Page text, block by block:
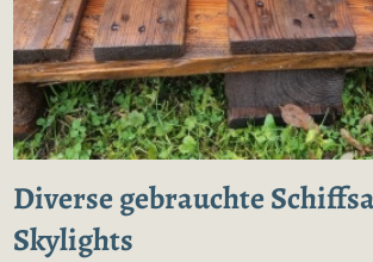
Diverse gebrauchte
Skylights